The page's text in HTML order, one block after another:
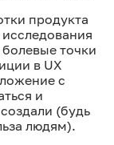
продукта
исследования
точки
в UX
с
и
(будь
людям).